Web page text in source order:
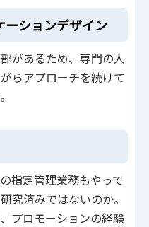
ーションデザイン
があるため、専門の人
らアプローチを続けて
指定管理業務もやって
究済みではないのか。
プロモーションの経験